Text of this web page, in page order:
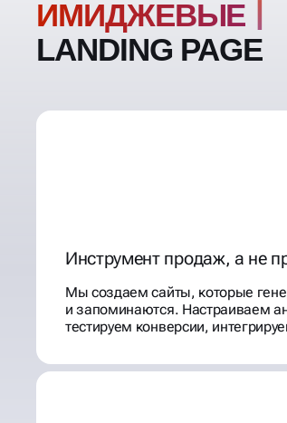
LANDING PAGE
Инструмент продаж, а не
Мы создаем сайты, которые
и запоминаются. Настраиваем
тестируем конверсии,